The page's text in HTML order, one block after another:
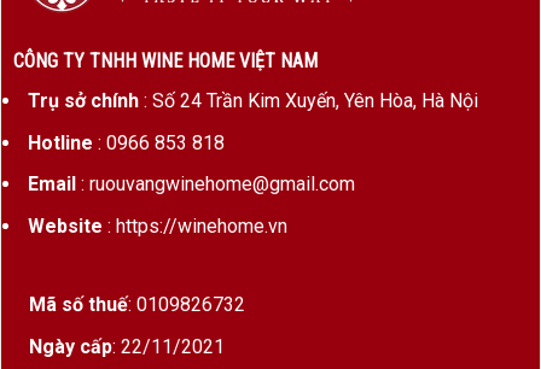
độ cồn
Dung
tích
750ml
Thời
16 – 18 tháng trong thùng gỗ sồi
Loại
Vang đỏ khô – phong cách mạnh
Đôi nét về Chateau Troplong Mondot
CÔNG TY TNHH WINE HOME VIỆT NAM
Trụ sở chính: Số 24 Trần Kim Xuyến, Yên Hòa, Hà Nội
Hotline : 0966 853 818
Email : ruouvangwinehome@gmail.com
Website : https://winehome.vn
Mã số thuế: 0109826732
Ngày cấp: 22/11/2021